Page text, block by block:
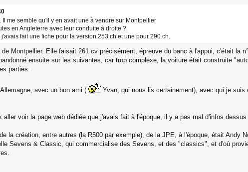
me semble qu'il y en avait une à vendre sur Montpellier
en Angleterre avec leur conduite à droite ?
fait une fiche pour la version 253 ch et une pour 290 ch.
Montpellier. Elle faisait 261 cv précisément, épreuve du banc à l'appui, c'était la
ensuite sur les suivantes, car trop complexe, la voiture était construite
parties.
avec un bon ami (
Yvan, qui nous lis certainement), avec qui je
aller voir la page web dédiée que j'avais fait à l'époque, il y a pas mal d'infos
la création, entre autres (la R500 par exemple), de la JPE, à l'époque, était Andy
Sevens & Classic, qui commercialise des Sevens, et des "classics", et d'où